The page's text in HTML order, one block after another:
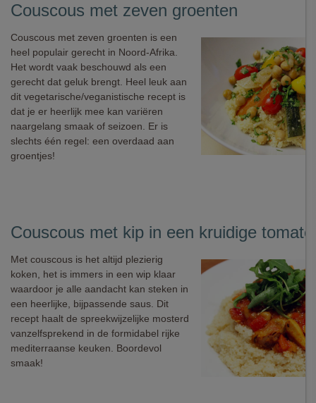
Couscous met zeven groenten
Couscous met zeven groenten is een
heel populair gerecht in Noord-Afrika.
Het wordt vaak beschouwd als een
gerecht dat geluk brengt. Heel leuk aan
dit vegetarische/veganistische recept is
dat je er heerlijk mee kan variëren
naargelang smaak of seizoen. Er is
slechts één regel: een overdaad aan
groentjes!
Couscous met kip in een kruidige
Met couscous is het altijd plezierig
koken, het is immers in een wip klaar
waardoor je alle aandacht kan steken in
een heerlijke, bijpassende saus. Dit
recept haalt de spreekwijzelijke mosterd
vanzelfsprekend in de formidabel rijke
mediterraanse keuken. Boordevol
smaak!